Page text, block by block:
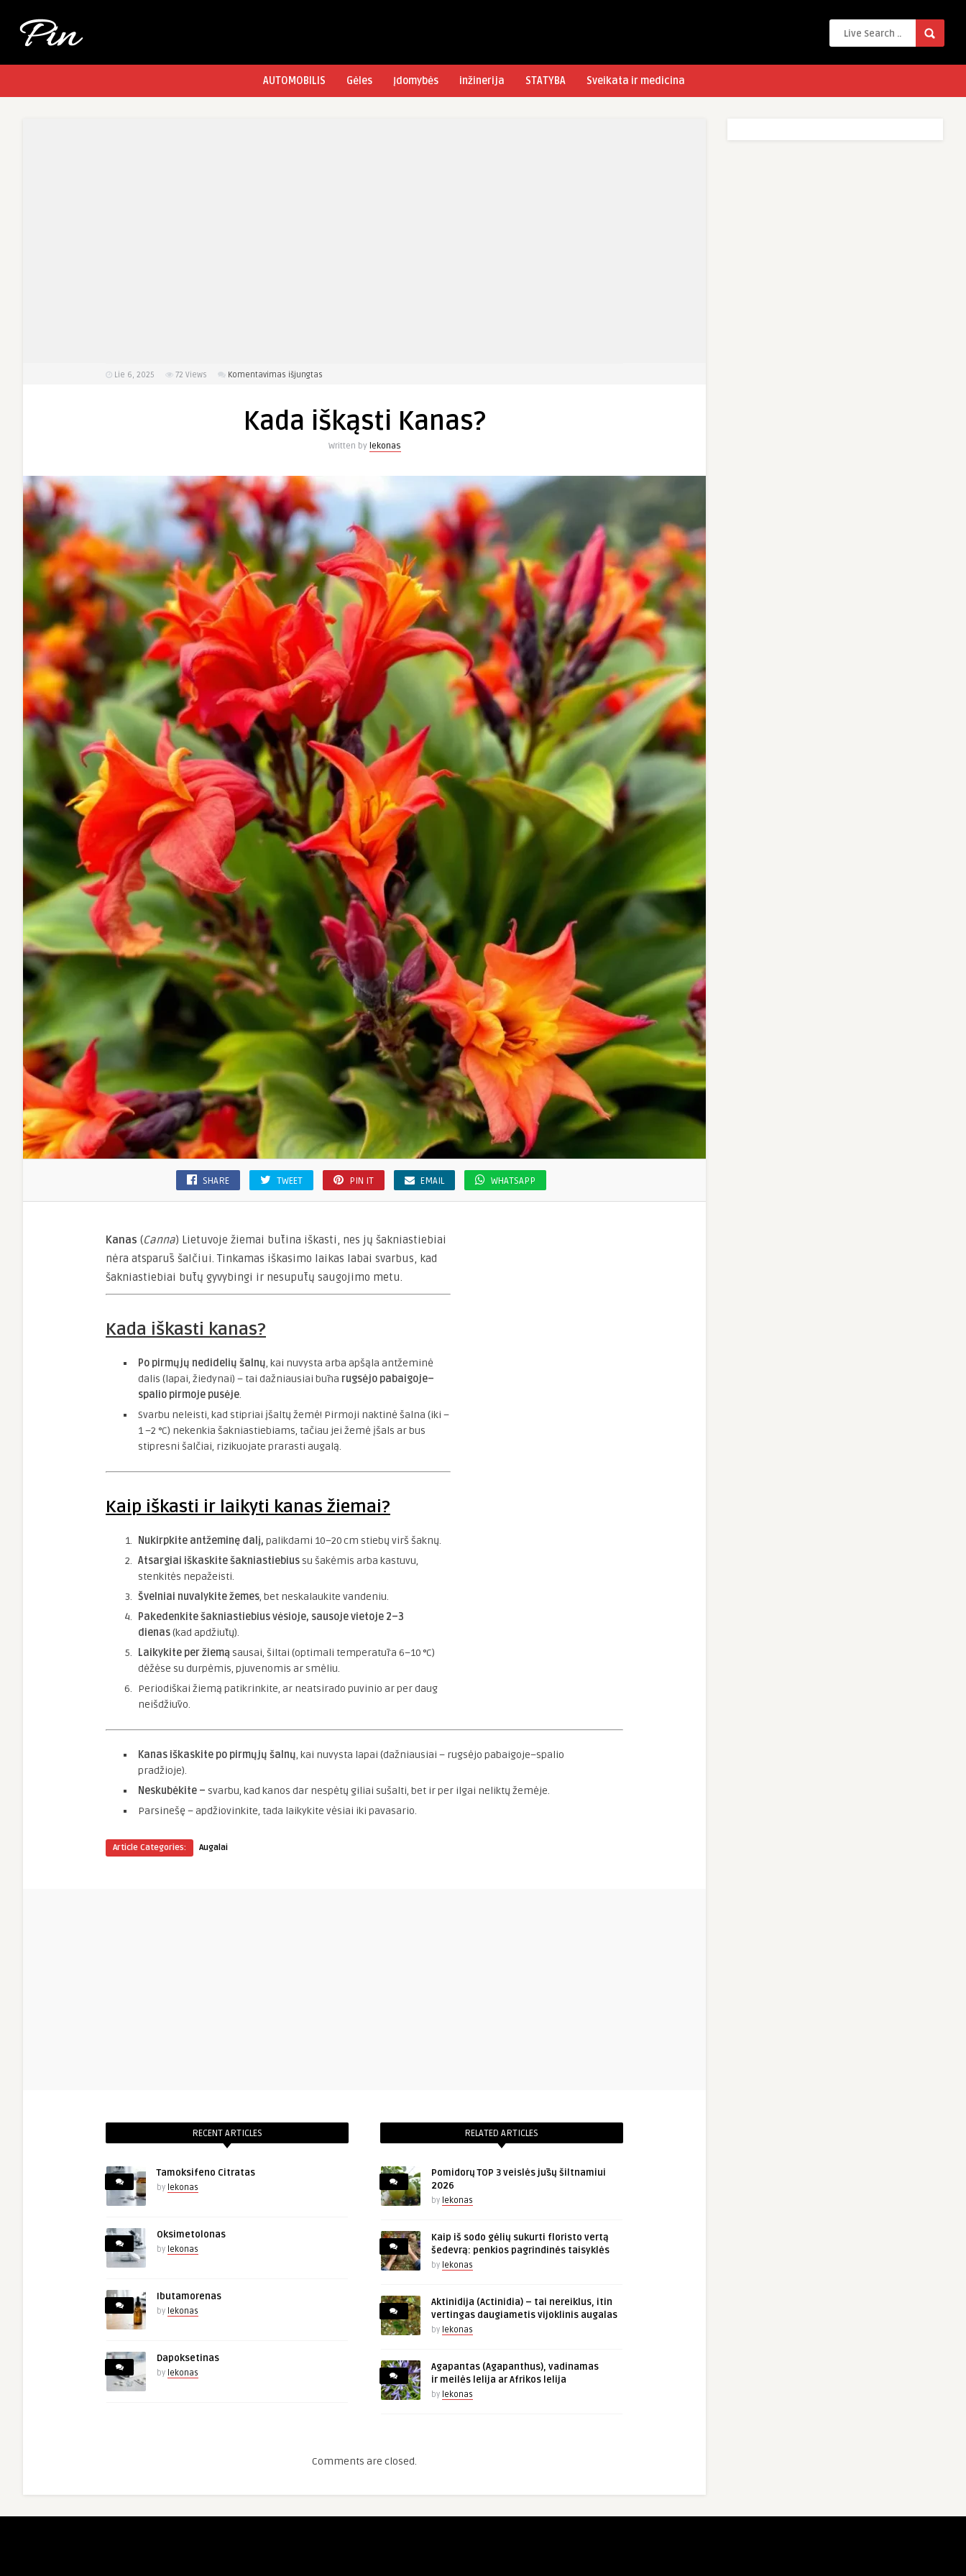
AUTOMOBILIS Gėles Įdomybės inžinerija STATYBA Sveikata ir medicina
Lie 6, 2025 72 Views Komentavimas išjungtas
Kanas?
Kada iškąsti Kanas?
Written by lekonas
SHARE TWEET PIN IT EMAIL WHATSAPP
Kanas (Canna) Lietuvoje žiemai būtina iškasti, nes jų šakniastiebiai
nėra atsparūs šalčiui. Tinkamas iškasimo laikas labai svarbus, kad
šakniastiebiai būtų gyvybingi ir nesupūtų saugojimo metu.
Kada iškasti kanas?
Po pirmųjų nedidelių šalnų, kai nuvysta arba apšąla antžeminė
dalis (lapai, žiedynai) – tai dažniausiai būna rugsėjo pabaigoje–
spalio pirmoje pusėje.
Svarbu neleisti, kad stipriai įšaltų žemė! Pirmoji naktinė šalna (iki –
1 –2 °C) nekenkia šakniastiebiams, tačiau jei žemė įšals ar bus
stipresni šalčiai, rizikuojate prarasti augalą.
Kaip iškasti ir laikyti kanas žiemai?
Nukirpkite antžeminę dalį, palikdami 10–20 cm stiebų virš šaknų.
Atsargiai iškaskite šakniastiebius su šakėmis arba kastuvu,
stenkitės nepažeisti.
Švelniai nuvalykite žemes, bet neskalaukite vandeniu.
Pakedenkite šakniastiebius vėsioje, sausoje vietoje 2–3
dienas(kad apdžiūtų).
Laikykite per žiemą sausai, šiltai (optimali temperatūra 6–10 °C)
dėžėse su durpėmis, pjuvenomis ar smėliu.
Periodiškai žiemą patikrinkite, ar neatsirado puvinio ar per daug
neišdžiūvo.
Kanas iškaskite po pirmųjų šalnų, kai nuvysta lapai (dažniausiai – rugsėjo pabaigoje–spalio
pradžioje).
Neskubėkite – svarbu, kad kanos dar nespėtų giliai sušalti, bet ir per ilgai neliktų žemėje.
Parsinešę – apdžiovinkite, tada laikykite vėsiai iki pavasario.
Article Categories: Augalai
RECENT ARTICLES
Tamoksifeno Citratas
by lekonas
Oksimetolonas
by lekonas
Ibutamorenas
by lekonas
Dapoksetinas
by lekonas
RELATED ARTICLES
Pomidorų TOP 3 veislės jūsų šiltnamiui
2026
by lekonas
Kaip iš sodo gėlių sukurti floristo vertą
šedevrą: penkios pagrindinės taisyklės
by lekonas
Aktinidija (Actinidia) – tai nereiklus, itin
vertingas daugiametis vijoklinis augalas
by lekonas
Agapantas (Agapanthus), vadinamas
ir meilės lelija ar Afrikos lelija
by lekonas
Comments are closed.